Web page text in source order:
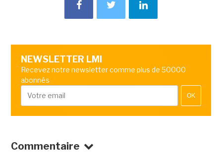
NEWSLETTER LMI
Recevez notre newsletter comme plus de 50000
abonnés
OK
Commentaire